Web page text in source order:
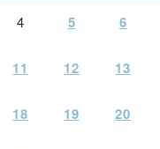
4 5 6
11 12 13
18 19 20